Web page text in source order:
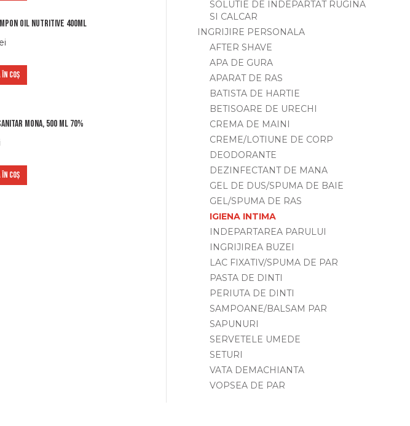
Oil Nutritive 400ml
COȘ
Mona, 500 ml 70%
COȘ
SOLUTIE DE INDEPARTAT RUGINA
SI CALCAR
INGRIJIRE PERSONALA
AFTER SHAVE
APA DE GURA
APARAT DE RAS
BATISTA DE HARTIE
BETISOARE DE URECHI
CREMA DE MAINI
CREME/LOTIUNE DE CORP
DEODORANTE
DEZINFECTANT DE MANA
GEL DE DUS/SPUMA DE BAIE
GEL/SPUMA DE RAS
IGIENA INTIMA
INDEPARTAREA PARULUI
INGRIJIREA BUZEI
LAC FIXATIV/SPUMA DE PAR
PASTA DE DINTI
PERIUTA DE DINTI
SAMPOANE/BALSAM PAR
SAPUNURI
SERVETELE UMEDE
SETURI
VATA DEMACHIANTA
VOPSEA DE PAR